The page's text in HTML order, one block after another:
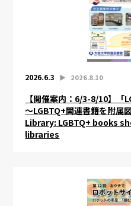
2026.6.3 ▶︎ 2026.8.10
【開催案内：6/3-8/10】「
～LGBTQ+関連書籍を附属
Library: LGBTQ+ books
libraries